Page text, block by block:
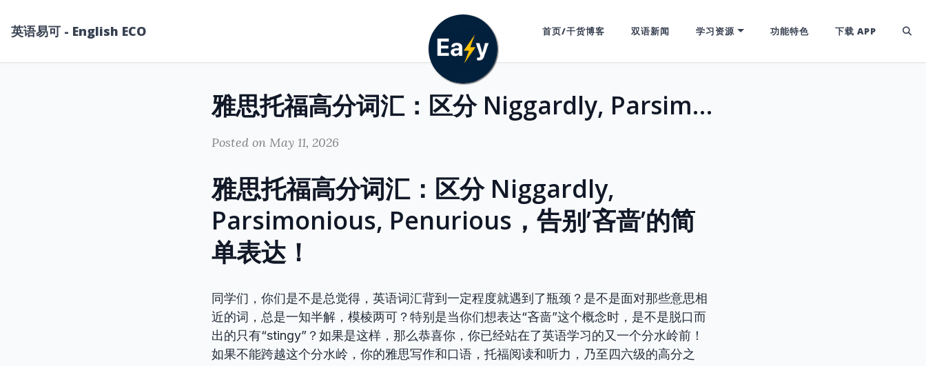
英语易可 - English ECO 首页/干货博客 双语新闻 学习资源 功能特色 下载 APP
雅思托福高分词汇：区分 Niggardly, Parsimonious, Penurious，告别'吝啬'的简单表达！
Posted on May 11, 2026
雅思托福高分词汇：区分 Niggardly,
Parsimonious, Penurious，告别’吝啬’的简
单表达！
同学们，你们是不是总觉得，英语词汇背到一定程度就遇到了瓶颈？是不是面对那些意思相
近的词，总是一知半解，模棱两可？特别是当你们想表达“吝啬”这个概念时，是不是脱口而
出的只有“stingy”？如果是这样，那么恭喜你，你已经站在了英语学习的又一个分水岭前！
如果不能跨越这个分水岭，你的雅思写作和口语，托福阅读和听力，乃至四六级的高分之